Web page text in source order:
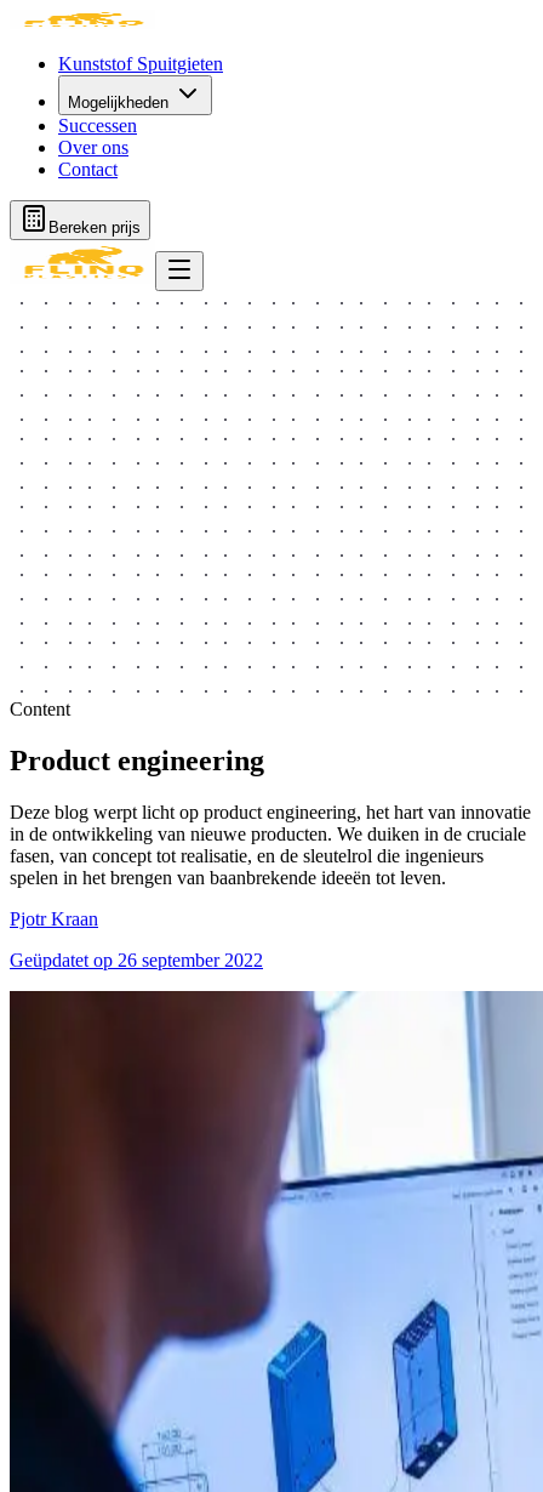
Kunststof Spuitgieten
Mogelijkheden
Successen
Over ons
Contact
Bereken prijs
Content
Product engineering
Deze blog werpt licht op product engineering, het hart van innovatie
in de ontwikkeling van nieuwe producten. We duiken in de cruciale
fasen, van concept tot realisatie, en de sleutelrol die ingenieurs
spelen in het brengen van baanbrekende ideeën tot leven.
Pjotr Kraan
Geüpdatet op 26 september 2022